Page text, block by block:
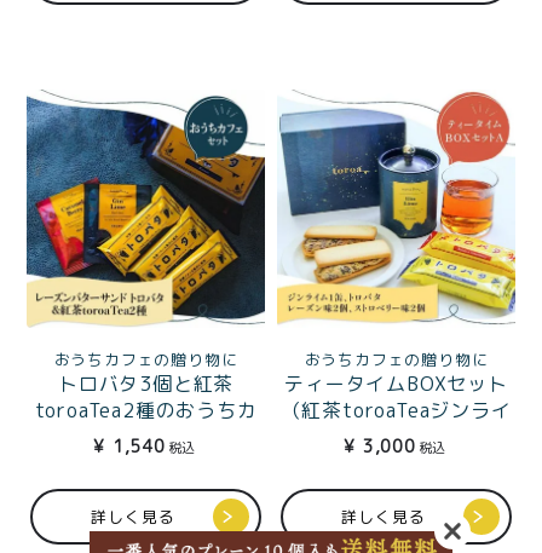
おうちカフェの贈り物に
トロバタ3個と紅茶
toroaTea2種のおうちカ
フェセット
¥ 1,540 税込
詳しく見る
おうちカフェの贈り物に
ティータイムBOXセット
（紅茶toroaTeaジンライ
ム1缶＋トロバタ レーズ
ン味2個、ストロベリー味
2個）
¥ 3,000 税込
詳しく見る